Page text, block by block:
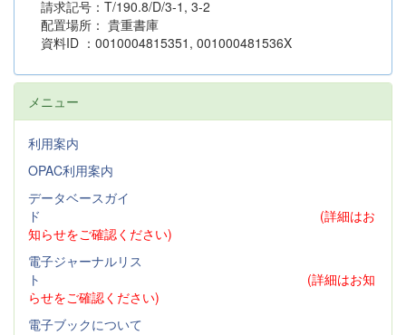
請求記号：T/190.8/D/3-1, 3-2
配置場所： 貴重書庫
資料ID ：0010004815351, 001000481536X
メニュー
利用案内
OPAC利用案内
データベースガイ
ド
(詳細はお
知らせをご確認ください)
電子ジャーナルリス
ト
(詳細はお知
らせをご確認ください)
電子ブックについて